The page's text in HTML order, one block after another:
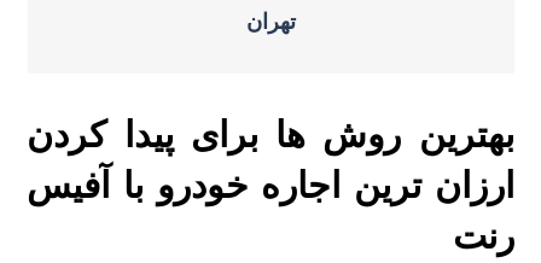
تهران
بهترین روش ها برای پیدا کردن
ارزان ترین اجاره خودرو با آفیس
رنت